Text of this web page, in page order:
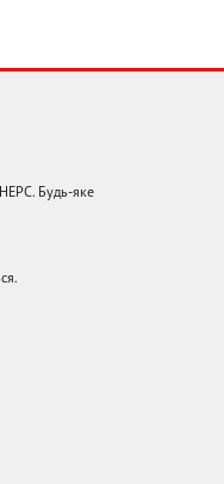
Будь-яке